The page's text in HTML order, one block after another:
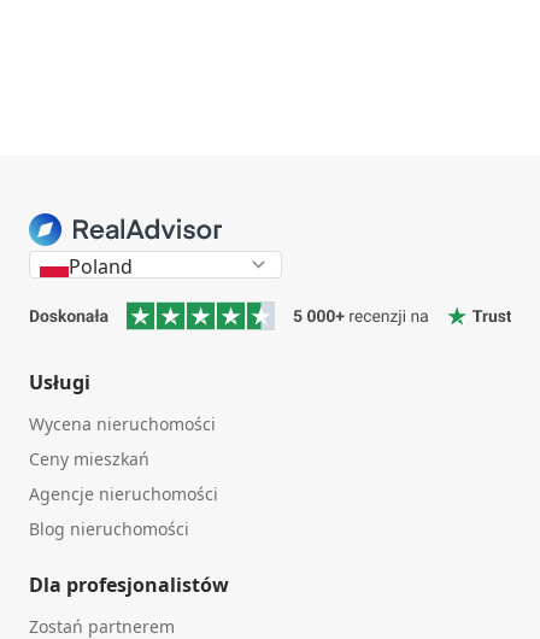
Poland
Usługi
Wycena nieruchomości
Ceny mieszkań
Agencje nieruchomości
Blog nieruchomości
Dla profesjonalistów
Zostań partnerem